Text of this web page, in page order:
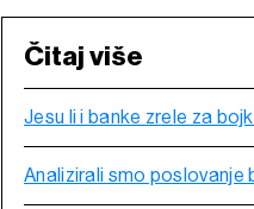
Čitaj više
Jesu li i banke zrele za
Analizirali smo poslovanje